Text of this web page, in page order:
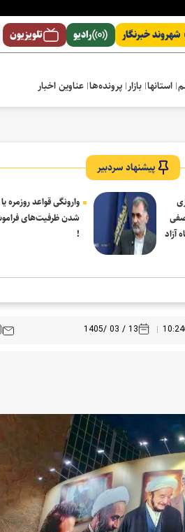
شهروند خبرنگار رادیو تلویزیون
استانها بازار پرونده‌ها عناوین اخبار
پیشنهاد سردبیر
آزاد
وارونگی قواعد روزمره
شدن ظرفیت‌های
!
10:24
13 / 03 /1405